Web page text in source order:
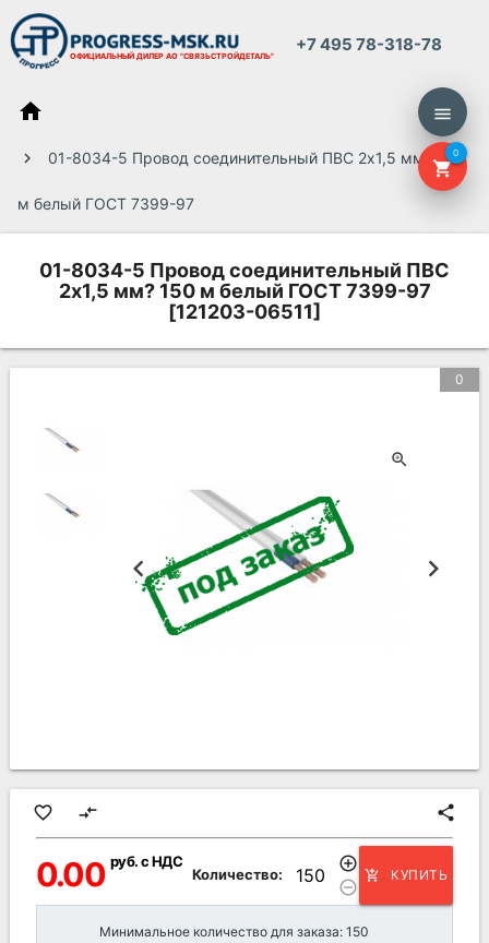
ОФИЦИАЛЬНЫЙ ДИЛЕР АО "СВЯЗЬСТРОЙДЕТАЛЬ"
+7 495 78-318-78
menu
shopping_cart
0
home
01-8034-5 Провод соединительный ПВС 2х1,5 мм? 150
м белый ГОСТ 7399-97
01-8034-5 Провод соединительный ПВС
2х1,5 мм? 150 м белый ГОСТ 7399-97
[121203-06511]
0
favorite_border compare_arrows share
0.00 руб. с НДС
Количество:
add_circle_outline
remove_circle_outline
add_shopping_cart КУПИТЬ
Минимальное количество для заказа: 150